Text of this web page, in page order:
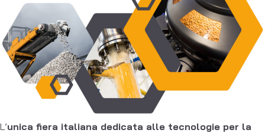
L’unica fiera italiana dedicata alle tecnologie per la